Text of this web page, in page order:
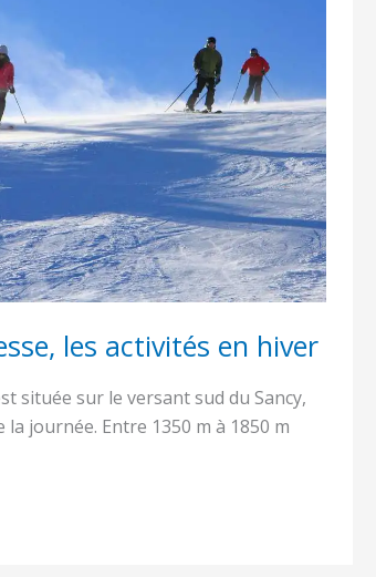
les activités en hiver
située sur le versant sud du Sancy,
journée. Entre 1350 m à 1850 m